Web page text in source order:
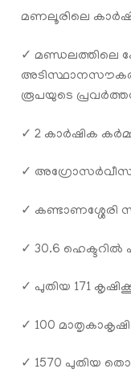
മണലൂരിലെ
✓ മണ്ഡലത്തിലെ
രൂപയുടെ
✓ 2 കാർഷിക
✓ അഗ്രോസർവീസ്
✓ കണ്ടാണശ്ശേരി
✓ 30.6 ഹെക്ടറിൽ
✓ പുതിയ 171
✓ 100
✓ 1570 പുതിയ